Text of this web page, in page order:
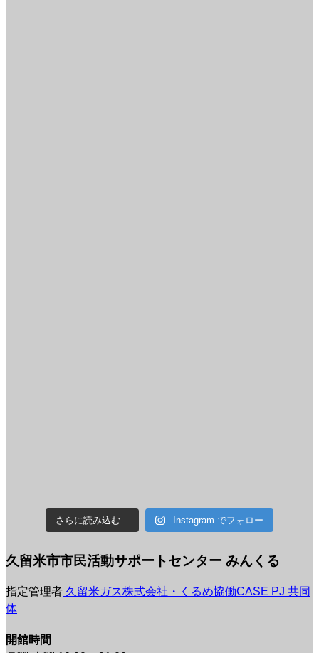
さらに読み込む... Instagram でフォロー
久留米市市民活動サポートセンター みんくる
指定管理者 久留米ガス株式会社・くるめ協働CASE PJ 共同
体
開館時間